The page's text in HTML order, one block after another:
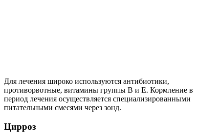
Для лечения широко используются антибиотики,
противорвотные, витамины группы В и Е. Кормление в
период лечения осуществляется специализированными
питательными смесями через зонд.
Цирроз